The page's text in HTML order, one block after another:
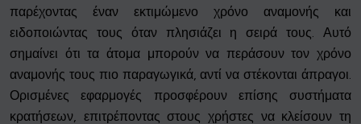
παρέχοντας έναν εκτιμώμενο χρόνο αναμονής και
ειδοποιώντας τους όταν πλησιάζει η σειρά τους. Αυτό
σημαίνει ότι τα άτομα μπορούν να περάσουν τον χρόνο
αναμονής τους πιο παραγωγικά, αντί να στέκονται άπραγοι.
Ορισμένες εφαρμογές προσφέρουν επίσης συστήματα
κρατήσεων, επιτρέποντας στους χρήστες να κλείσουν τη